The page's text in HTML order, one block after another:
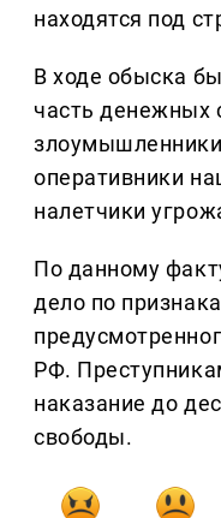
находятся под
В ходе обыска
часть денежных
оперативники
налетчики
По данному
дело по
РФ.
наказание до
свободы.